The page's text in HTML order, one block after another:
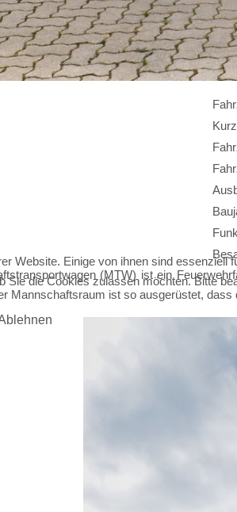
(MTW) ist ein
Mannschaftsraum ist so ausgerüstet,
Website. Einige von ihnen sind
Sie die Cookies zulassen möchten. Bitte